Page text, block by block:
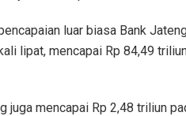
luar biasa Bank
lipat, mencapai Rp 84,49
juga mencapai Rp 2,48 triliun